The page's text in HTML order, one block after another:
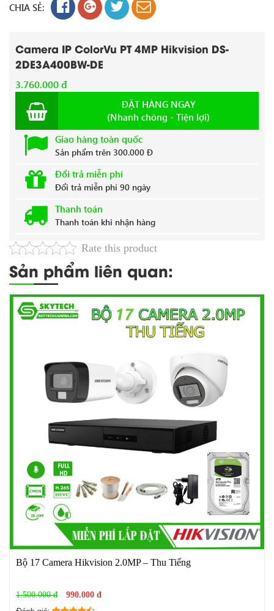
CHIA SẺ:
Camera IP ColorVu PT 4MP Hikvision DS-
2DE3A400BW-DE
3.760.000 đ
ĐẶT HÀNG NGAY
(Nhanh chóng - Tiện lợi)
Giao hàng toàn quốc
Sản phẩm trên 300.000 Đ
Đổi trả miễn phí
Đổi trả miễn phí 90 ngày
Thanh toán
Thanh toán khi nhận hàng
Rate this product
Sản phẩm liên quan:
Bộ 17 Camera Hikvision 2.0MP – Thu Tiếng
1.500.000 đ
990.000 đ